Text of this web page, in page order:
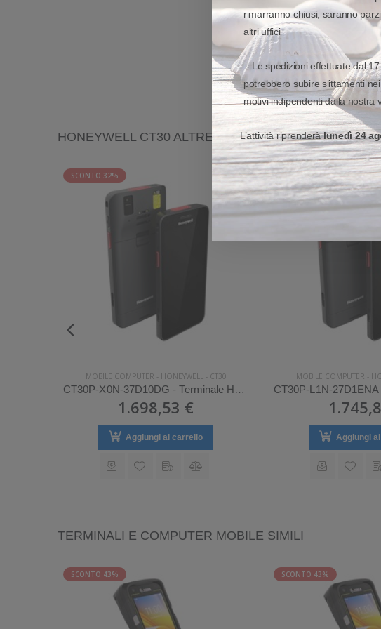
rimarranno chiusi, saranno
altri uffici
- Le spedizioni effettuate dal
potrebbero subire slittamenti
motivi indipendenti dalla nostra
L’attività riprenderàlunedì 24
HONEYWELL CT30 ALTRE VARIANTI
SCONTO 32%
MOBILE COMPUTER - HONEYWELL - CT30
CT30P-X0N-37D10DG - Terminale Honeywell palmare modello CT30
1.698,53 €
Aggiungi al carrello
MOBILE COMPUTER -
Aggiungi
TERMINALI E COMPUTER MOBILE SIMILI
SCONTO 43% SCONTO 43%